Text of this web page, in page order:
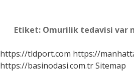
Etiket: Omurilik tedavisi var
https://tldport.com https://
https://basinodasi.com.trSitemap